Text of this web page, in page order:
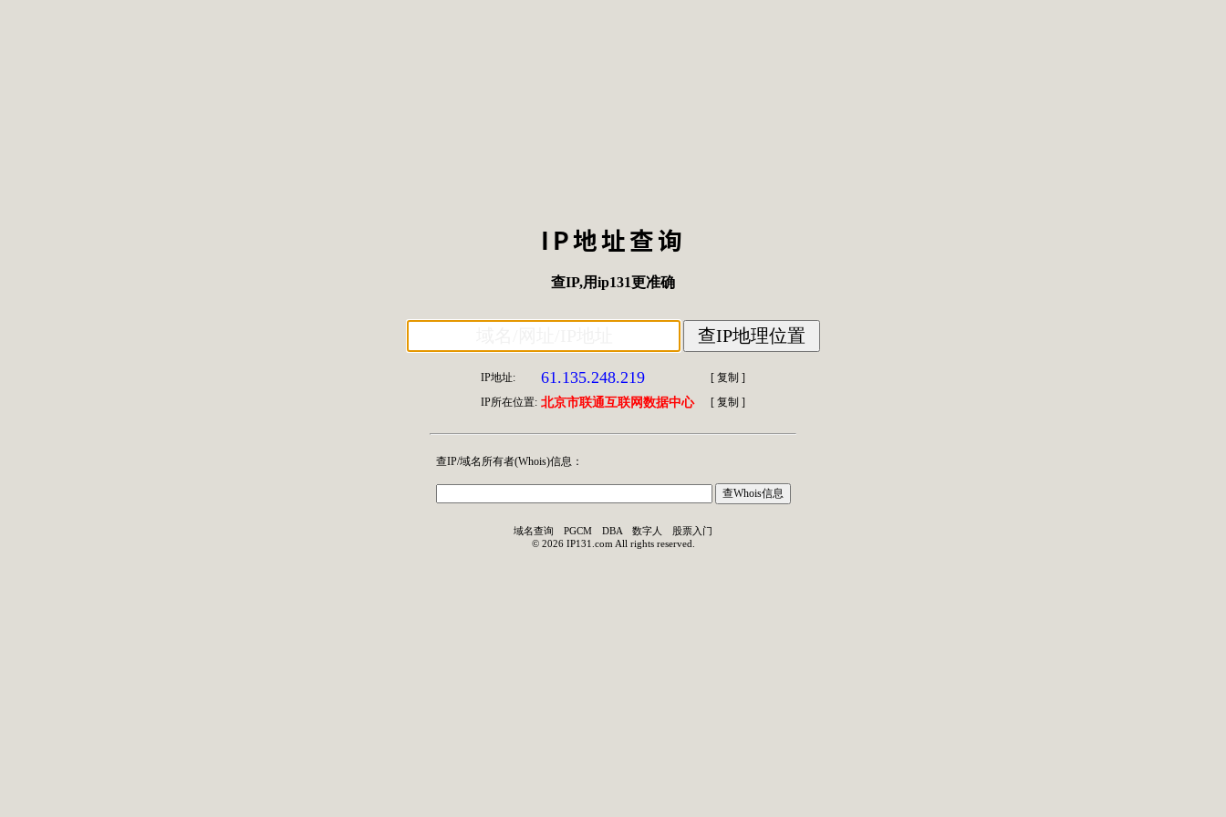
IP地址查询
查IP,用ip131更准确
IP地址: 61.135.248.219 [ 复制 ]
IP所在位置: 北京市联通互联网数据中心 [ 复制 ]
查IP/域名所有者(Whois)信息：
域名查询 PGCM DBA 数字人
股票入门
© 2026 IP131.com All rights reserved.